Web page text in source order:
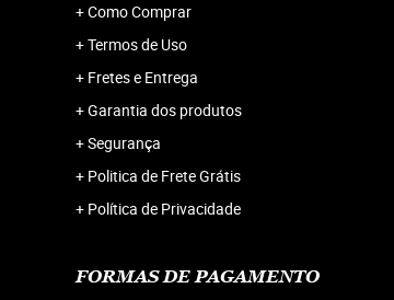
Como Comprar
Termos de Uso
Fretes e Entrega
Garantia dos produtos
Segurança
Politica de Frete Grátis
Política de Privacidade
FORMAS DE PAGAMENTO